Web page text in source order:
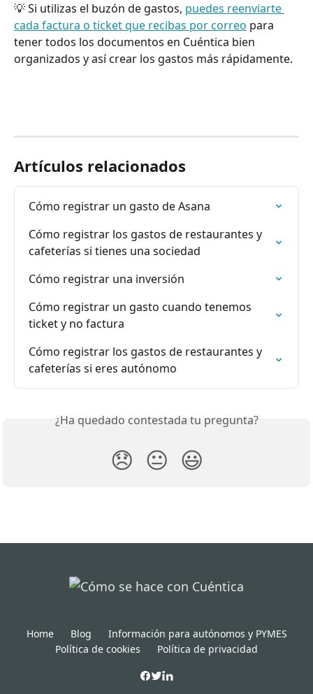
💡 Si utilizas el buzón de gastos, puedes reenviarte
cada factura o ticket que recibas por correo para
tener todos los documentos en Cuéntica bien
organizados y así crear los gastos más rápidamente.
Artículos relacionados
Cómo registrar un gasto de Asana
Cómo registrar los gastos de restaurantes y
cafeterías si tienes una sociedad
Cómo registrar una inversión
Cómo registrar un gasto cuando tenemos
ticket y no factura
Cómo registrar los gastos de restaurantes y
cafeterías si eres autónomo
¿Ha quedado contestada tu pregunta?
😞 😐 😃
Home Blog
Información para autónomos y PYMES
Política de cookies
Política de privacidad